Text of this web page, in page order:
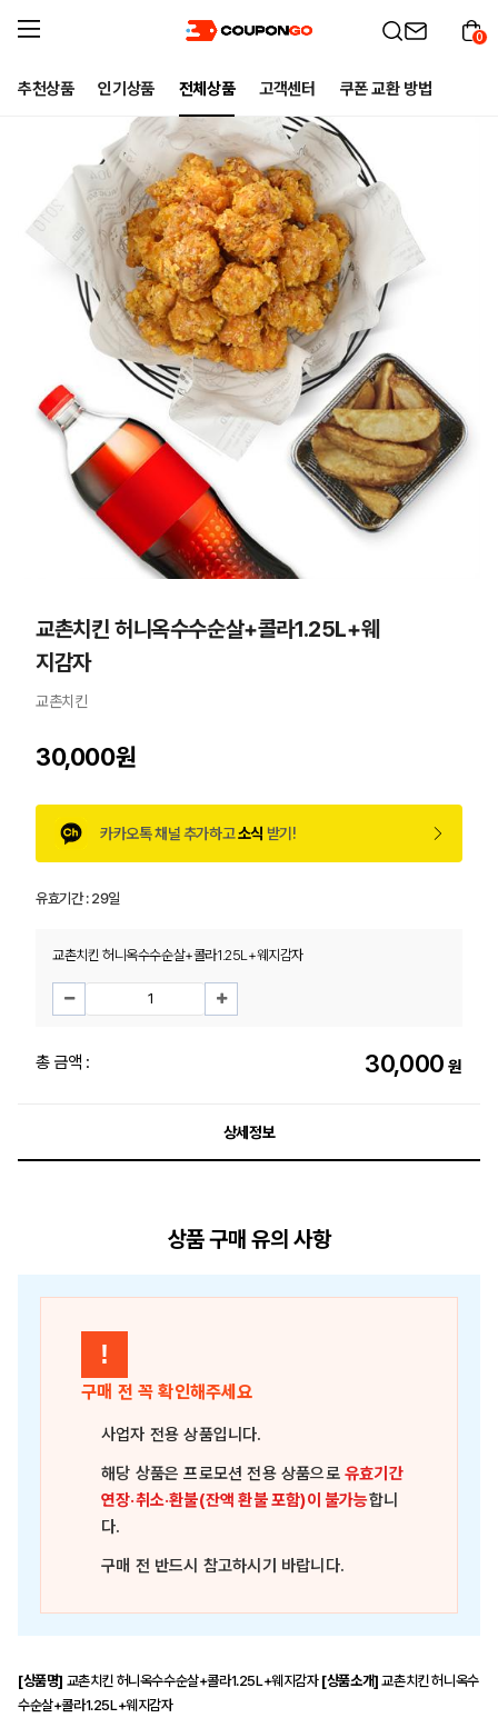
추천상품 인기상품 전체상품 고객센터 쿠폰 교환 방법
0
교촌치킨 허니옥수수순살+콜라1.25L+웨
지감자
교촌치킨
30,000원
카카오톡 채널 추가하고소식 받기!
유효기간 :29일
교촌치킨 허니옥수수순살+콜라1.25L+웨지감자
총 금액 : 30,000 원
상세정보
상품 구매 유의 사항
!
구매 전 꼭 확인해주세요
사업자 전용 상품입니다.
해당 상품은프로모션 전용 상품으로유효기간
연장·취소·환불(잔액 환불 포함)이 불가능합니
다.
구매 전 반드시 참고하시기 바랍니다.
[상품명] 교촌치킨 허니옥수수순살+콜라1.25L+웨지감자 [상품소개] 교촌치킨 허니옥수
수순살+콜라1.25L+웨지감자